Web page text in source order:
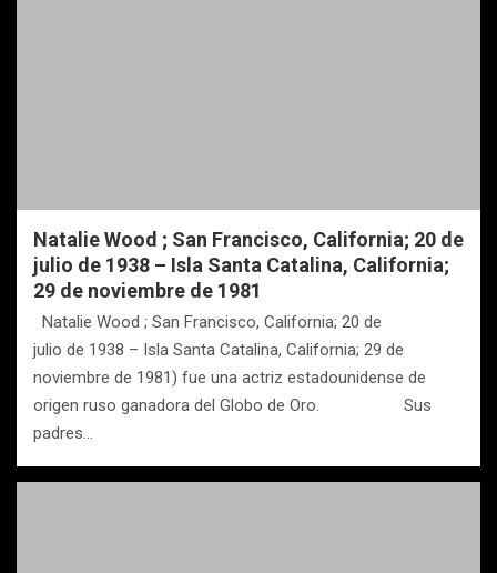
Natalie Wood ; San Francisco, California; 20 de
julio de 1938 – Isla Santa Catalina, California;
29 de noviembre de 1981
Natalie Wood ; San Francisco, California; 20 de
julio de 1938 – Isla Santa Catalina, California; 29 de
noviembre de 1981) fue una actriz estadounidense de
origen ruso ganadora del Globo de Oro. Sus
padres…